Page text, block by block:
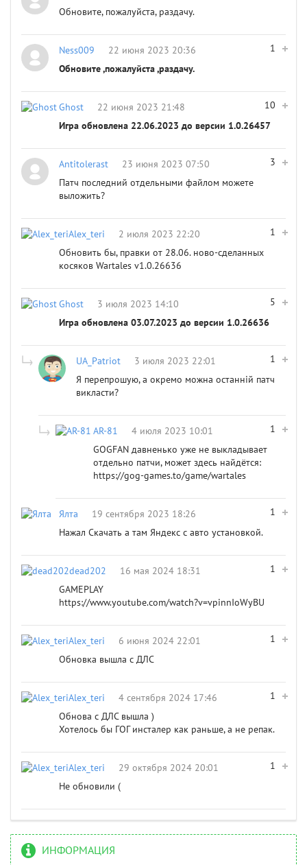
Обновите, пожалуйста, раздачу.
1
Ness009
22 июня 2023 20:36
Обновите ,пожалуйста ,раздачу.
10
Ghost
22 июня 2023 21:48
Игра обновлена 22.06.2023 до версии 1.0.26457
3
Antitolerast
23 июня 2023 07:50
Патч последний отдельными файлом можете
выложить?
1
Alex_teri
2 июля 2023 22:20
Обновить бы, правки от 28.06. ново-сделанных
косяков Wartales v1.0.26636
5
Ghost
3 июля 2023 14:10
Игра обновлена 03.07.2023 до версии 1.0.26636
1
UA_Patriot
3 июля 2023 22:01
Я перепрошую, а окремо можна останній патч
викласти?
1
AR-81
4 июля 2023 10:01
GOGFAN давненько уже не выкладывает
отдельно патчи, может здесь найдётся:
https://gog-games.to/game/wartales
1
Ялта
19 сентября 2023 18:26
Нажал Скачать а там Яндекс с авто установкой.
1
dead202
16 мая 2024 18:31
GAMEPLAY
https://www.youtube.com/watch?v=vpinnIoWyBU
1
Alex_teri
6 июня 2024 22:01
Обновка вышла с ДЛС
1
Alex_teri
4 сентября 2024 17:46
Обнова с ДЛС вышла )
Хотелось бы ГОГ инсталер как раньше, а не репак.
1
Alex_teri
29 октября 2024 20:01
Не обновили (
ИНФОРМАЦИЯ